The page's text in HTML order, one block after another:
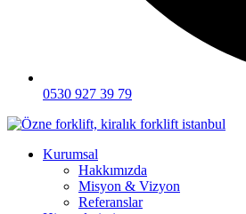
0530 927 39 79
Kurumsal
Hakkımızda
Misyon & Vizyon
Referanslar